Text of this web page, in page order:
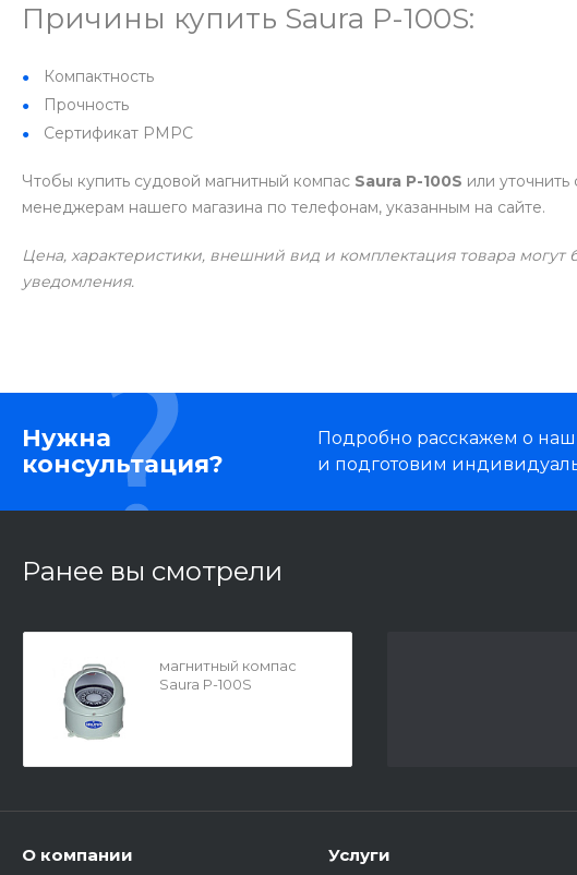
Причины купить Saura P-100S:
Компактность
Прочность
Сертификат РМРС
Чтобы купить судовой магнитный компас Saura P-100S или
менеджерам нашего магазина по телефонам, указанным на сайте.
Цена, характеристики, внешний вид и комплектация товара могут
уведомления.
Нужна
консультация?
Подробно расскажем о
и подготовим
Ранее вы смотрели
магнитный компас
Saura P-100S
О компании Услуги